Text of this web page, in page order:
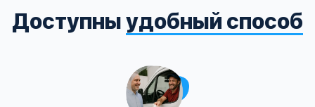
Доступныудобный способ